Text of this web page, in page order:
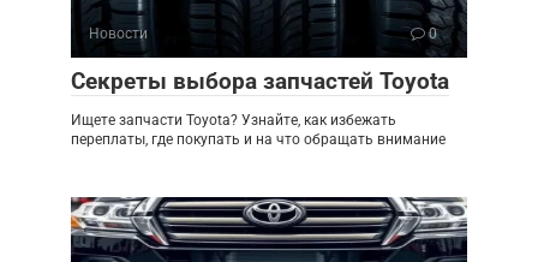
Новости 0
Секреты выбора запчастей Toyota
Ищете запчасти Toyota? Узнайте, как избежать
переплаты, где покупать и на что обращать внимание